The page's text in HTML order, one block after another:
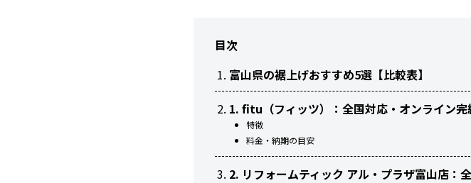
目次
富山県の裾上げおすすめ5選【比較表】
1. fitu（フィッツ）：全国対応・オンライン完
特徴
料金・納期の目安
2. リフォームティック アル・プラザ富山店：